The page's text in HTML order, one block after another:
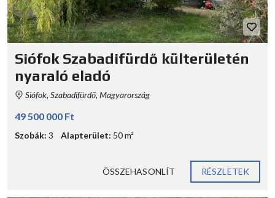
Siófok Szabadifürdő külterületén
nyaraló eladó
Siófok, Szabadifürdő, Magyarország
49 500 000 Ft
Szobák: 3 Alapterület: 50 m²
ÖSSZEHASONLÍT RÉSZLETEK